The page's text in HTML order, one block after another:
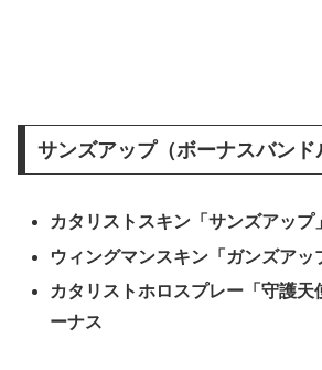
サンズアップ（ボーナスバンド
カタリストスキン「サンズアップ
ウィングマンスキン「ガンズアッ
カタリストホロスプレー「守護
ーナス